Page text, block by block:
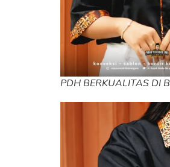
PDH BERKUALITAS DI